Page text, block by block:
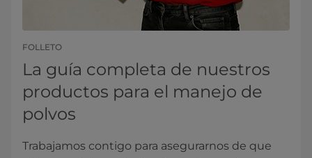
FOLLETO
La guía completa de nuestros
productos para el manejo de
polvos
Trabajamos contigo para asegurarnos de que